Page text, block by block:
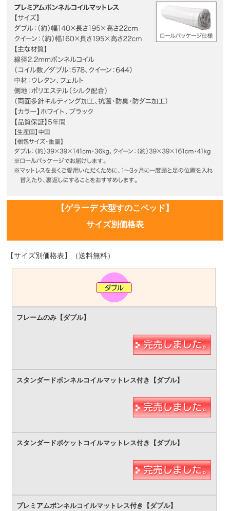
【ゲラーデ 大型すのこベッド】
サイズ別価格表
【サイズ別価格表】（送料無料）